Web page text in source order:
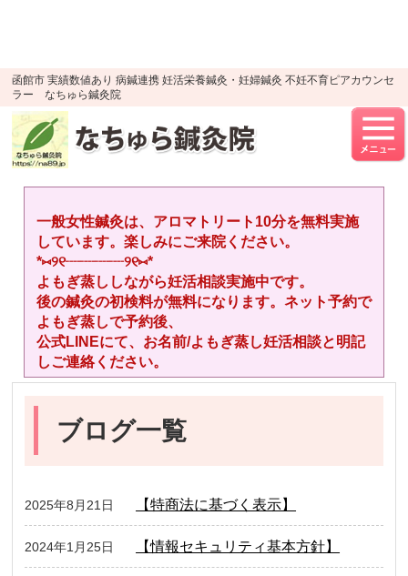
函館市 実績数値あり 病鍼連携 妊活栄養鍼灸・妊婦鍼灸 不妊不育ピアカウンセ
ラー なちゅら鍼灸院
一般女性鍼灸は、アロマトリート10分を無料実施
しています。楽しみにご来院ください。
*⑅︎୨୧┈︎┈︎┈︎┈︎୨୧⑅︎*
よもぎ蒸ししながら妊活相談実施中です。
後の鍼灸の初検料が無料になります。ネット予約で
よもぎ蒸しで予約後、
公式LINEにて、お名前/よもぎ蒸し妊活相談と明記
しご連絡ください。
ブログ一覧
2025年8月21日 【特商法に基づく表示】
2024年1月25日 【情報セキュリティ基本方針】